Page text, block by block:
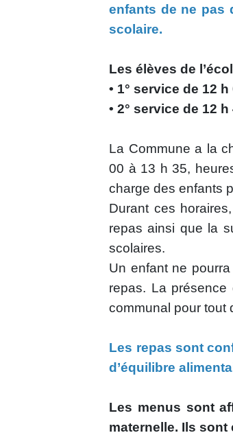
enfants de ne pas
scolaire.
Les élèves de
• 1° service de 12 h
• 2° service de 12 h
La Commune a la
00 à 13 h 35,
charge des enfants
Durant ces
repas ainsi que la
scolaires.
Un enfant ne
repas. La présence
communal pour tout
Les repas sont
d’équilibre
Les menus sont
maternelle. Ils